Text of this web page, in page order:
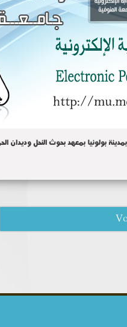
بمعهد بحوث النحل وديدان الحرير